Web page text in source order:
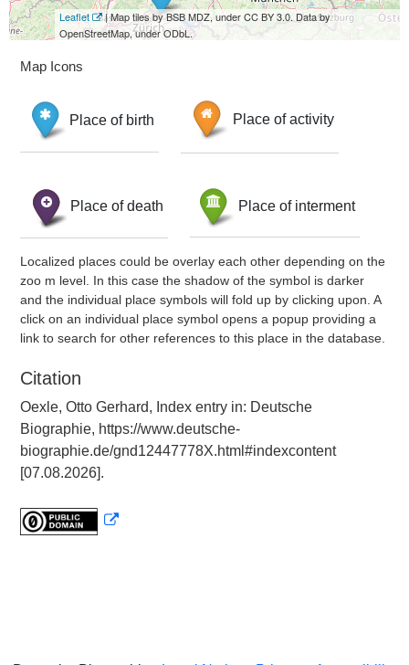
Leaflet
| Map tiles by BSB MDZ, under CC BY 3.0. Data by
OpenStreetMap, under ODbL.
Map Icons
Place of birth Place of activity
Place of death Place of interment
Localized places could be overlay each other depending on the
zoo m level. In this case the shadow of the symbol is darker
and the individual place symbols will fold up by clicking upon. A
click on an individual place symbol opens a popup providing a
link to search for other references to this place in the database.
Citation
Oexle, Otto Gerhard, Index entry in: Deutsche
Biographie, https://www.deutsche-
biographie.de/gnd12447778X.html#indexcontent
[07.08.2026].